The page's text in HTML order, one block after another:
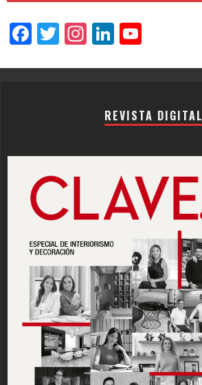
Facebook
Twitter
Instagram
LinkedIn
REVISTA DIGITAL